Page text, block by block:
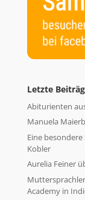
Letzte
Abiturienten
Manuela
Eine
Kobler
Aurelia Feiner
Academy in